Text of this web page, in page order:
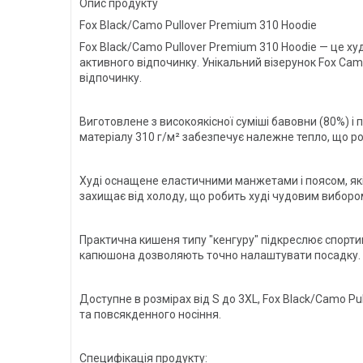
Опис продукту
Fox Black/Camo Pullover Premium 310 Hoodie
Fox Black/Camo Pullover Premium 310 Hoodie — це
активного відпочинку. Унікальний візерунок Fox
відпочинку.
Виготовлене з високоякісної суміші бавовни (80%)
матеріалу 310 г/м² забезпечує належне тепло, що
Худі оснащене еластичними манжетами і поясом,
захищає від холоду, що робить худі чудовим
Практична кишеня типу "кенгуру" підкреслює
капюшона дозволяють точно налаштувати посадку.
Доступне в розмірах від S до 3XL, Fox Black/Camo
та повсякденного носіння.
Специфікація продукту: